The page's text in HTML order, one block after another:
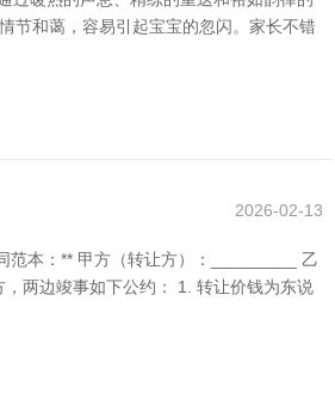
节和蔼，容易引起宝宝的忽闪。家长不错
2026-02-13
范本：** 甲方（转让方）：_________ 乙
两边竣事如下公约： 1. 转让价钱为东说